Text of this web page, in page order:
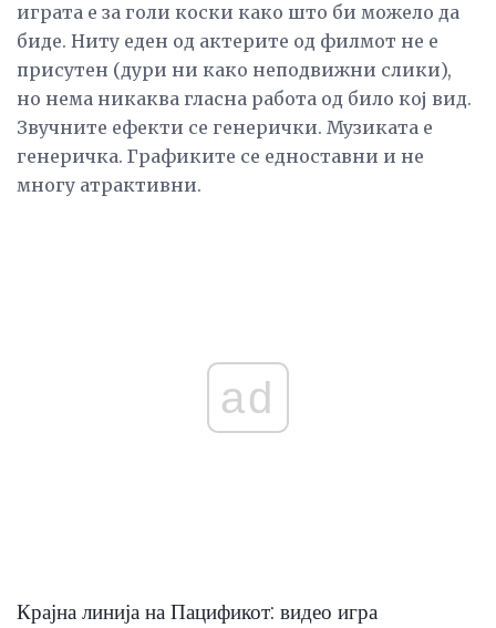
играта е за голи коски како што би можело да
биде. Ниту еден од актерите од филмот не е
присутен (дури ни како неподвижни слики),
но нема никаква гласна работа од било кој вид.
Звучните ефекти се генерички. Музиката е
генеричка. Графиките се едноставни и не
многу атрактивни.
ad
Крајна линија на Пацификот: видео игра